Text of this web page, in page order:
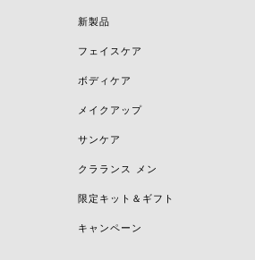
新製品
フェイスケア
ボディケア
メイクアップ
サンケア
クラランス メン
限定キット＆ギフト
キャンペーン